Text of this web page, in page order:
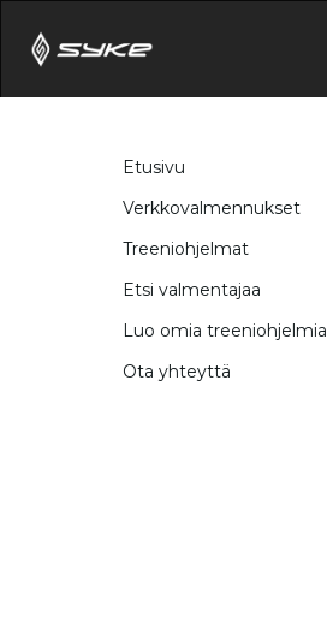
Etusivu
Verkkovalmennukset
Treeniohjelmat
Etsi valmentajaa
Luo omia treeniohjelmia
Ota yhteyttä